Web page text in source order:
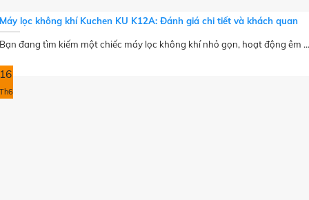
Máy lọc không khí Kuchen KU K12A: Đánh giá chi tiết và khách quan
Bạn đang tìm kiếm một chiếc máy lọc không khí nhỏ gọn, hoạt động êm ...
16
Th6